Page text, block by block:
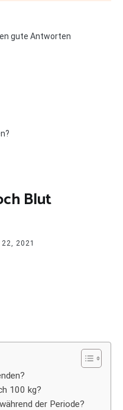
gute Antworten
Blut
2021
100 kg?
der Periode?